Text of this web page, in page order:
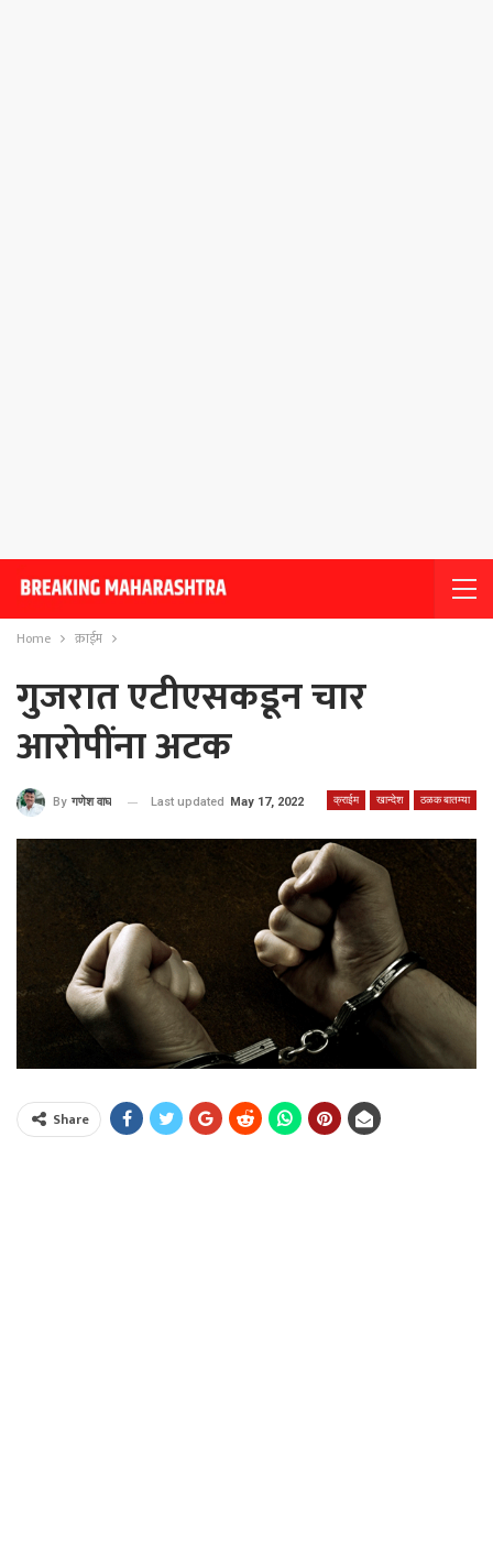
Home क्राईम
गुजरात एटीएसकडून चार
आरोपींना अटक
क्राईम खान्देश ठळक बातम्या
By गणेश वाघ Last updated May 17, 2022
Share